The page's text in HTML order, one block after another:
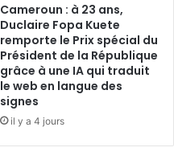
Cameroun : à 23 ans,
Duclaire Fopa Kuete
remporte le Prix spécial du
Président de la République
grâce à une IA qui traduit
le web en langue des
signes
il y a 4 jours